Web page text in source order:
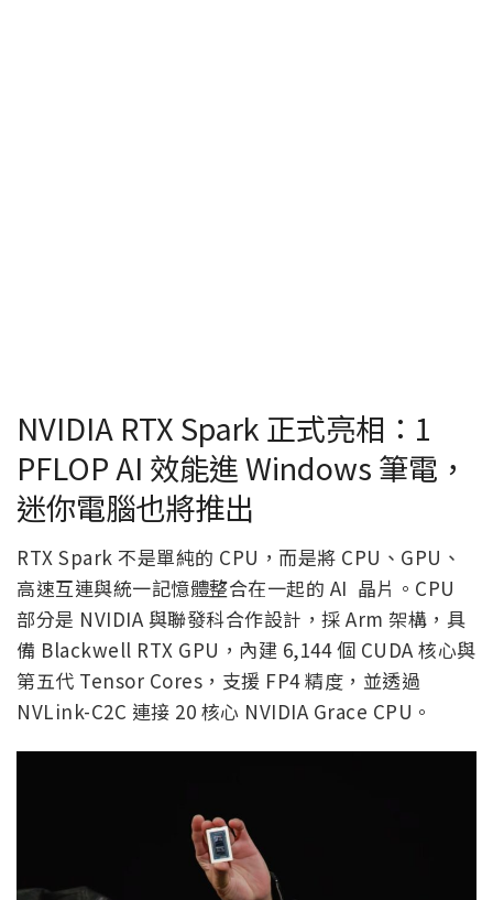
NVIDIA RTX Spark 正式亮相：1
PFLOP AI 效能進 Windows 筆電，
迷你電腦也將推出
RTX Spark 不是單純的 CPU，而是將 CPU、GPU、
高速互連與統一記憶體整合在一起的 AI 晶片。CPU
部分是 NVIDIA 與聯發科合作設計，採 Arm 架構，具
備 Blackwell RTX GPU，內建 6,144 個 CUDA 核心與
第五代 Tensor Cores，支援 FP4 精度，並透過
NVLink-C2C 連接 20 核心 NVIDIA Grace CPU。